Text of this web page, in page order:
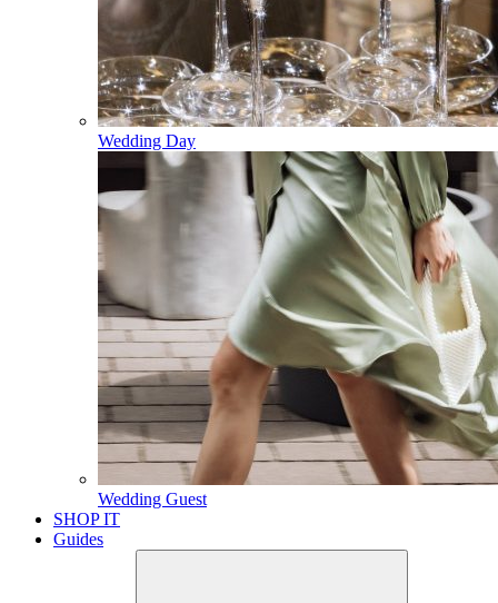
Wedding Day
Wedding Guest
SHOP IT
Guides